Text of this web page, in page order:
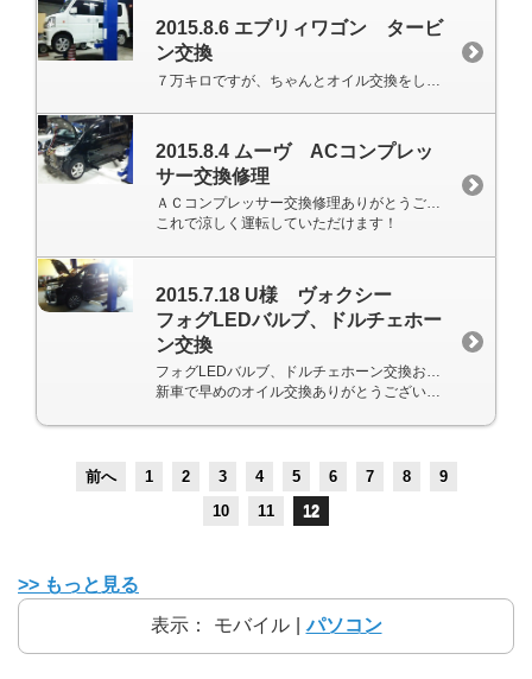
2015.8.6 エブリィワゴン タービ
ン交換
2015.8.4 ムーヴ ACコンプレッ
サー交換修理
ＡＣコンプレッサー交換修理ありがとうございます。
これで涼しく運転していただけます！
2015.7.18 U様 ヴォクシー
フォグLEDバルブ、ドルチェホー
ン交換
フォグLEDバルブ、ドルチェホーン交換お待たせしました！
新車で早めのオイル交換ありがとうございます。
前へ 1 2 3 4 5 6 7 8
9
10
11 12
>> もっと見る
表示：
モバイル パソコン